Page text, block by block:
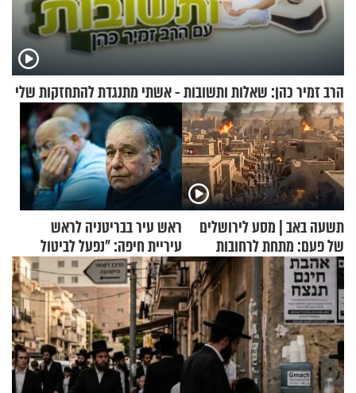
הרב זמיר כהן: שאלות ותשובות - אשתי מתנגדת להתחזקות שלי
תשעה באב | מסע לירושלים
של פעם: מתחת לרחובות
ירושלים
ראש עיר בבריטניה לראש
עיריית חיפה: ״נפעל לביטול
ברית הערים התאומות״